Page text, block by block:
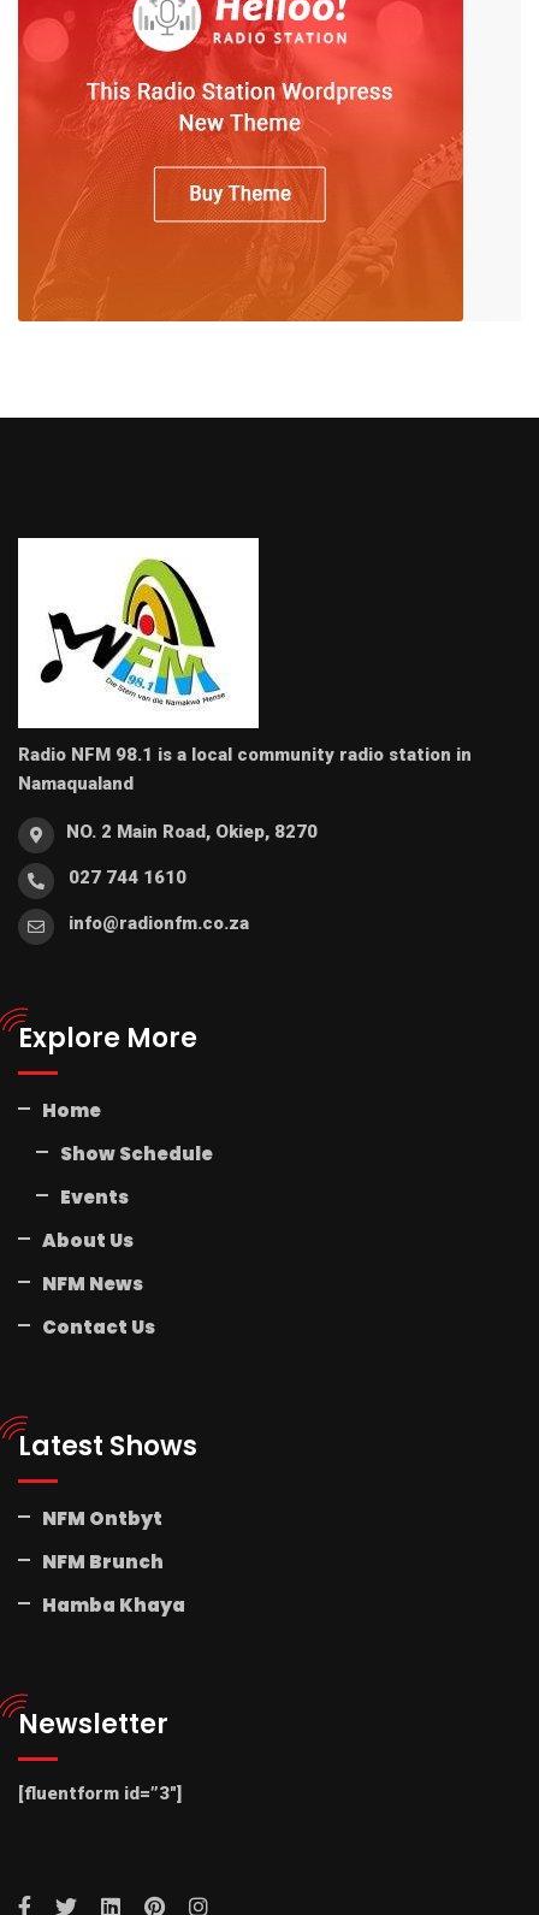
Radio NFM 98.1 is a local community radio station in
Namaqualand
NO. 2 Main Road, Okiep, 8270
027 744 1610
info@radionfm.co.za
Explore More
Home
Show Schedule
Events
About Us
NFM News
Contact Us
Latest Shows
NFM Ontbyt
NFM Brunch
Hamba Khaya
Newsletter
[fluentform id=”3″]